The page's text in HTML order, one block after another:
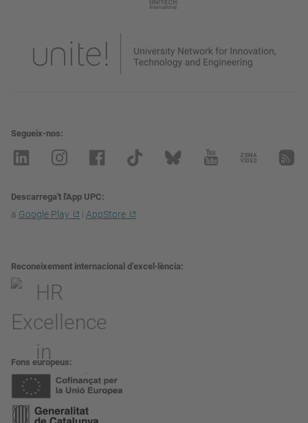
Segueix-nos
Descarrega't l'App UPC
a Google Play i AppStore
Reconeixement internacional d’excel·lència
Fons europeus